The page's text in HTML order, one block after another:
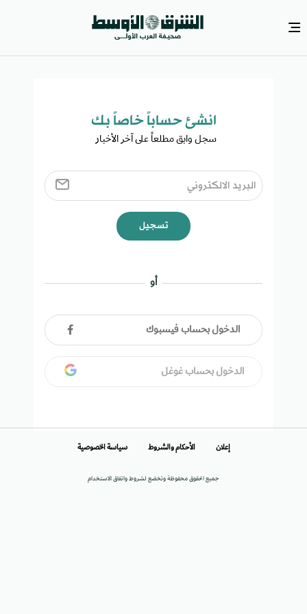
انشئ حساباً خاصاً بك​
سجل وابق مطلعاً على آخر الأخبار ​
تسجيل
أو
الدخول بحساب فيسبوك
الدخول بحساب غوغل
جميع الحقوق محفوظة وتخضع لشروط واتفاق الاستخدام
إعلان الأحكام والشروط سياسة الخصوصية